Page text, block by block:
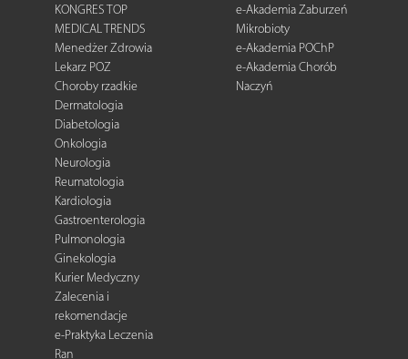
KONGRES TOP
MEDICAL TRENDS
Menedżer Zdrowia
Lekarz POZ
Choroby rzadkie
Dermatologia
Diabetologia
Onkologia
Neurologia
Reumatologia
Kardiologia
Gastroenterologia
Pulmonologia
Ginekologia
Kurier Medyczny
Zalecenia i
rekomendacje
e-Praktyka Leczenia
Ran
e-Akademia Zaburzeń
Mikrobioty
e-Akademia POChP
e-Akademia Chorób
Naczyń